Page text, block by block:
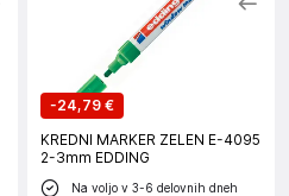
-24,79 €
KREDNI MARKER ZELEN E-4095
2-3mm EDDING
Na voljo v 3-6 delovnih dneh